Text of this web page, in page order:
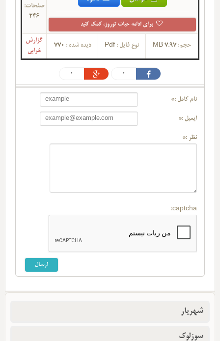
برای ادامه حیات توروز، کمک کنید
صفحات:
246
حجم: 7.97 MB نوع فایل : Pdf دیده شده : 770
گزارش
خرابی
0
0
نام کامل :*
ایمیل :*
نظر :*
captcha:
شهریار
سوزلوک